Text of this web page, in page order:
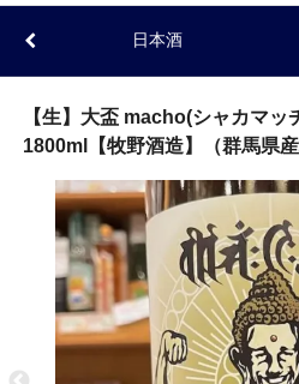
日本酒
【生】大盃 macho(シャカマッ
1800ml【牧野酒造】（群馬県産